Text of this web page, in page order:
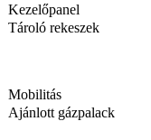
Kezelőpanel
Tároló rekeszek
Mobilitás
Ajánlott gázpalack